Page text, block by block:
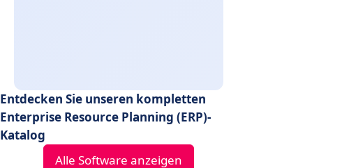
Entdecken Sie unseren kompletten
Enterprise Resource Planning (ERP)-
Katalog
Alle Software anzeigen